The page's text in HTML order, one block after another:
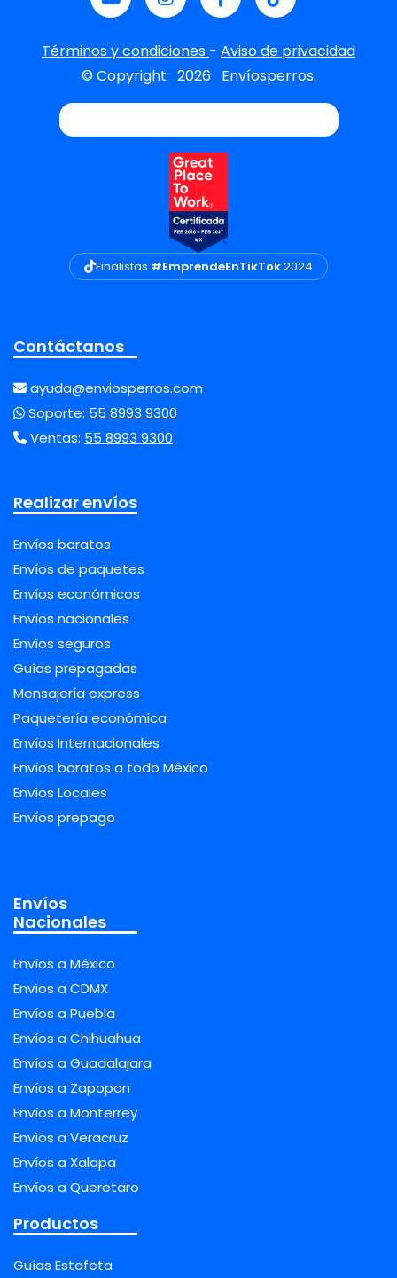
Términos y condiciones - Aviso de privacidad
© Copyright 2026 Envíosperros.
Finalistas #EmprendeEnTikTok2024
Contáctanos
ayuda@enviosperros.com
Soporte: 55 8993 9300
Ventas: 55 8993 9300
Realizar envíos
Envíos baratos
Envíos de paquetes
Envíos económicos
Envíos nacionales
Envíos seguros
Guías prepagadas
Mensajería express
Paquetería económica
Envíos Internacionales
Envíos baratos a todo México
Envíos Locales
Envíos prepago
Envíos
Nacionales
Envíos a México
Envíos a CDMX
Envíos a Puebla
Envíos a Chihuahua
Envíos a Guadalajara
Envíos a Zapopan
Envíos a Monterrey
Envíos a Veracruz
Envíos a Xalapa
Envíos a Queretaro
Productos
Guías Estafeta